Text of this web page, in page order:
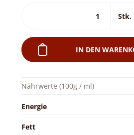
IN DEN
Nährwerte (100g / ml)
Energie
Fett